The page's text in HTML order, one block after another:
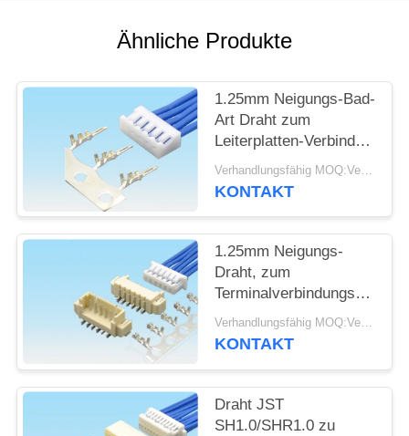
SITEMAP
PRIVACY
POLICY
Ähnliche Produkte
1.25mm Neigungs-Bad-
Art Draht zum
Leiterplatten-Verbinder
für medizinisches und
Automobil
Verhandlungsfähig MOQ:Verhandelbar
KONTAKT
1.25mm Neigungs-
Draht, zum
Terminalverbindungsstück
2 - 16 Stecker
Unterkunftmolex51021
Verhandlungsfähig MOQ:Verhandelbar
KONTAKT
Draht JST
SH1.0/SHR1.0 zu